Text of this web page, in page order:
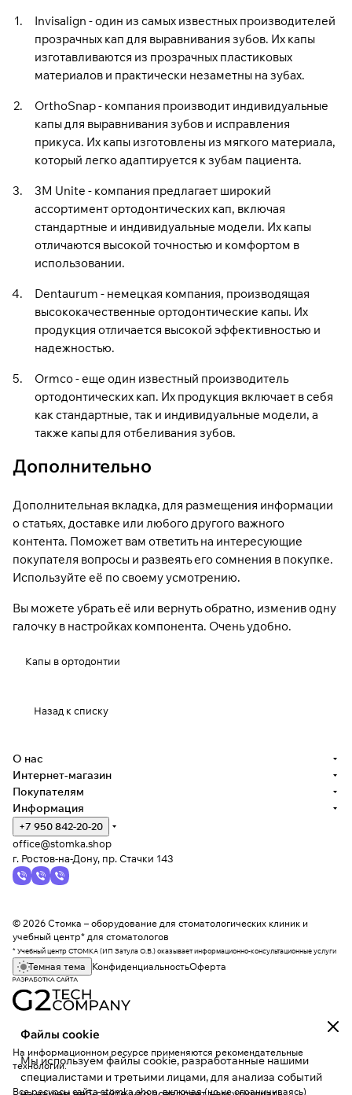
Invisalign - один из самых известных производителей
прозрачных кап для выравнивания зубов. Их капы
изготавливаются из прозрачных пластиковых
материалов и практически незаметны на зубах.
OrthoSnap - компания производит индивидуальные
капы для выравнивания зубов и исправления
прикуса. Их капы изготовлены из мягкого материала,
который легко адаптируется к зубам пациента.
3M Unite - компания предлагает широкий
ассортимент ортодонтических кап, включая
стандартные и индивидуальные модели. Их капы
отличаются высокой точностью и комфортом в
использовании.
Dentaurum - немецкая компания, производящая
высококачественные ортодонтические капы. Их
продукция отличается высокой эффективностью и
надежностью.
Ormco - еще один известный производитель
ортодонтических кап. Их продукция включает в себя
как стандартные, так и индивидуальные модели, а
также капы для отбеливания зубов.
Дополнительно
Дополнительная вкладка, для размещения информации
о статьях, доставке или любого другого важного
контента. Поможет вам ответить на интересующие
покупателя вопросы и развеять его сомнения в покупке.
Используйте её по своему усмотрению.
Вы можете убрать её или вернуть обратно, изменив одну
галочку в настройках компонента. Очень удобно.
Капы в ортодонтии
Назад к списку
Файлы cookie
Мы используем файлы cookie, разработанные нашими
специалистами и третьими лицами, для анализа событий
О нас
Интернет-магазин
Покупателям
Информация
+7 950 842-20-20
office@stomka.shop
г. Ростов-на-Дону, пр. Стачки 143
© 2026 Стомка – оборудование для стоматологических клиник и
учебный центр* для стоматологов
* Учебный центр СТОМКА (ИП Затула О.В.) оказывает информационно-консультационные услуги
Темная тема КонфиденциальностьОферта
На информационном ресурсе применяются рекомендательные
технологии.
Все ресурсы сайта stomka.shop, включая (но не ограничиваясь)